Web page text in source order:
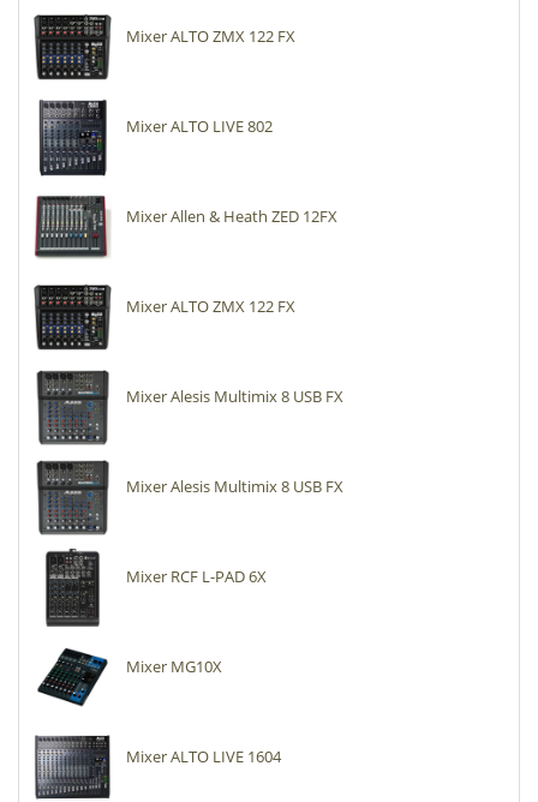
Mixer ALTO ZMX 122 FX
Mixer ALTO LIVE 802
Mixer Allen & Heath ZED 12FX
Mixer ALTO ZMX 122 FX
Mixer Alesis Multimix 8 USB FX
Mixer Alesis Multimix 8 USB FX
Mixer RCF L-PAD 6X
Mixer MG10X
Mixer ALTO LIVE 1604